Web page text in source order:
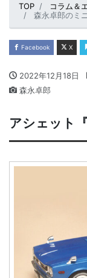
TOP コラム＆
森永卓郎のミ
Facebook X
2022年12月18日
森永卓郎
アシェット